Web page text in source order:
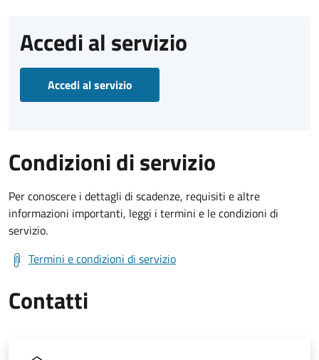
Accedi al servizio
Accedi al servizio
Condizioni di servizio
Per conoscere i dettagli di scadenze, requisiti e altre
informazioni importanti, leggi i termini e le condizioni di
servizio.
Termini e condizioni di servizio
Contatti